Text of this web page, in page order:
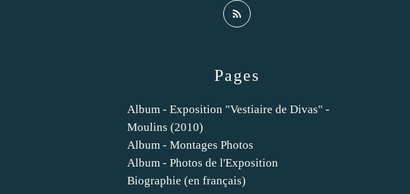
Pages
Album - Exposition "Vestiaire de Divas" -
Moulins (2010)
Album - Montages Photos
Album - Photos de l'Exposition
Biographie (en français)